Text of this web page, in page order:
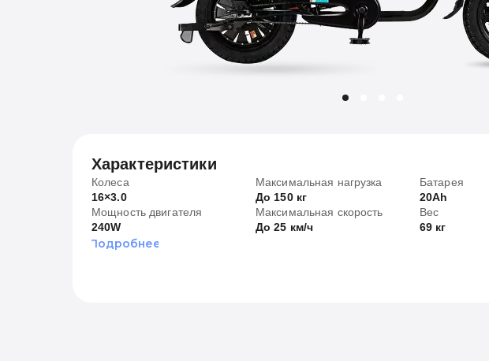
Характеристики
Колеса
16×3.0
Максимальная нагрузка
До 150 кг
Батарея
20Ah
Мощность двигателя
240W
Максимальная скорость
До 25 км/ч
Вес
69 кг
Подробнее